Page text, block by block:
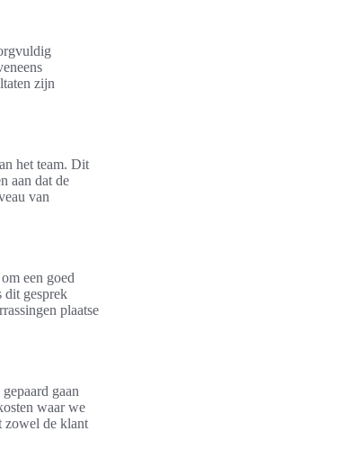
zijn
het team. Dit
aan dat de
van
een goed
dit gesprek
plaatse
gaan
waar we
zowel de klant